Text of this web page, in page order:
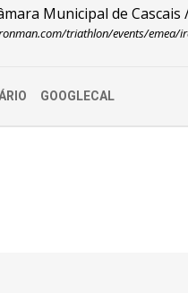
Municipal de
triathlon/events/emea/
GOOGLECAL